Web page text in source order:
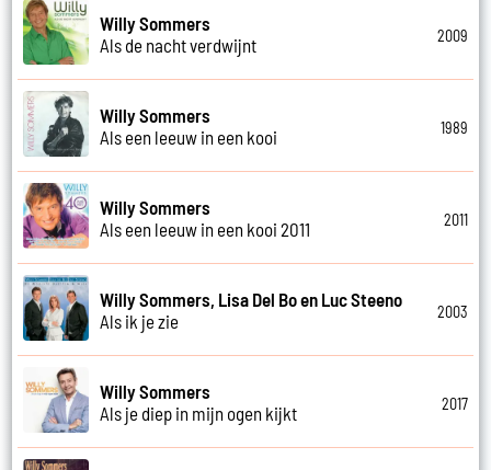
Willy Sommers
Als de nacht verdwijnt
2009
Willy Sommers
Als een leeuw in een kooi
1989
Willy Sommers
Als een leeuw in een kooi 2011
2011
Willy Sommers, Lisa Del Bo en Luc Steeno
Als ik je zie
2003
Willy Sommers
Als je diep in mijn ogen kijkt
2017